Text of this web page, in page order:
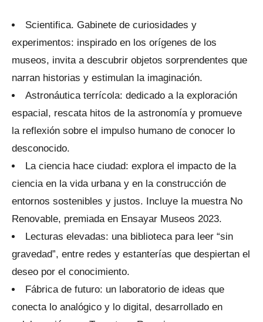
Scientifica. Gabinete de curiosidades y
experimentos: inspirado en los orígenes de los
museos, invita a descubrir objetos sorprendentes que
narran historias y estimulan la imaginación.
Astronáutica terrícola: dedicado a la exploración
espacial, rescata hitos de la astronomía y promueve
la reflexión sobre el impulso humano de conocer lo
desconocido.
La ciencia hace ciudad: explora el impacto de la
ciencia en la vida urbana y en la construcción de
entornos sostenibles y justos. Incluye la muestra No
Renovable, premiada en Ensayar Museos 2023.
Lecturas elevadas: una biblioteca para leer “sin
gravedad”, entre redes y estanterías que despiertan el
deseo por el conocimiento.
Fábrica de futuro: un laboratorio de ideas que
conecta lo analógico y lo digital, desarrollado en